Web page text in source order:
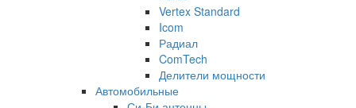
Vertex Standard
Icom
Радиал
ComTech
Делители мощности
Автомобильные